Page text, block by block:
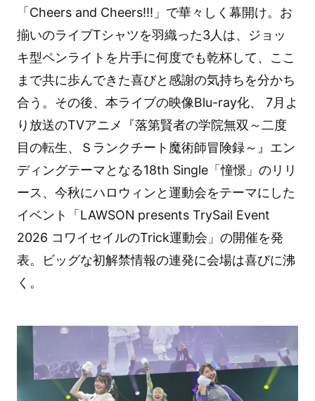
「Cheers and Cheers!!!」で華々しく幕開け。お
揃いのライブTシャツを羽織った3人は、ジョッ
キ型ペンライトを片手に何度でも乾杯して、ここ
まで共に歩んできた喜びと感謝の気持ちを分かち
合う。その後、本ライブの映像Blu-ray化、 7月よ
り放送のTVアニメ『落第賢者の学院無双～二度
目の転生、Ｓランクチート魔術師冒険録～』エン
ディングテーマとなる18th Single「憧憬」のリリ
ース、今秋にハロウィンと運動会をテーマにした
イベント「LAWSON presents TrySail Event
2026 コワイセイルのTrick運動会」の開催を発
表。ビッグな初解禁情報の連発に会場は喜びに沸
く。